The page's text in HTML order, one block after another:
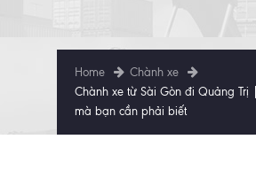
Home
Chành xe
Chành xe từ Sài Gòn đi Quảng
mà bạn cần phải biết